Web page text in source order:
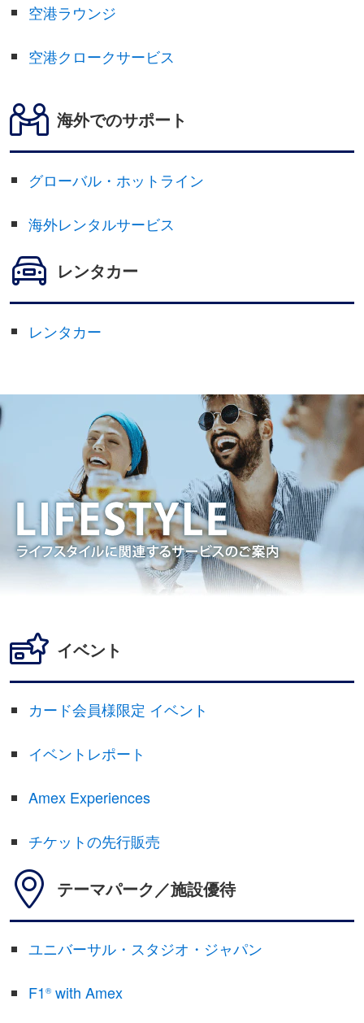
空港ラウンジ
空港クロークサービス
海外でのサポート
グローバル・ホットライン
海外レンタルサービス
レンタカー
レンタカー
イベント
カード会員様限定 イベント
イベントレポート
Amex Experiences
チケットの先行販売
テーマパーク／施設優待
ユニバーサル・スタジオ・ジャパン
F1® with Amex